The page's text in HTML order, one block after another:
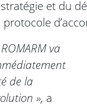
et du
va
de la
», a